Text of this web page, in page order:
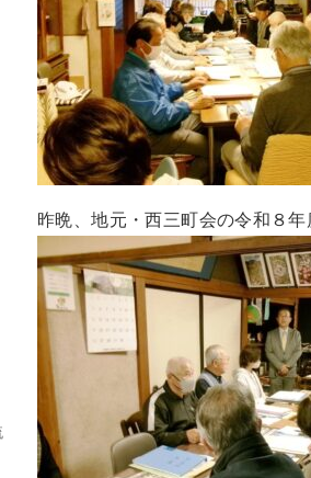
昨晩、地元・西三町会の令和８